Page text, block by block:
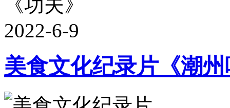
2022-6-9
美食文化纪录片《潮